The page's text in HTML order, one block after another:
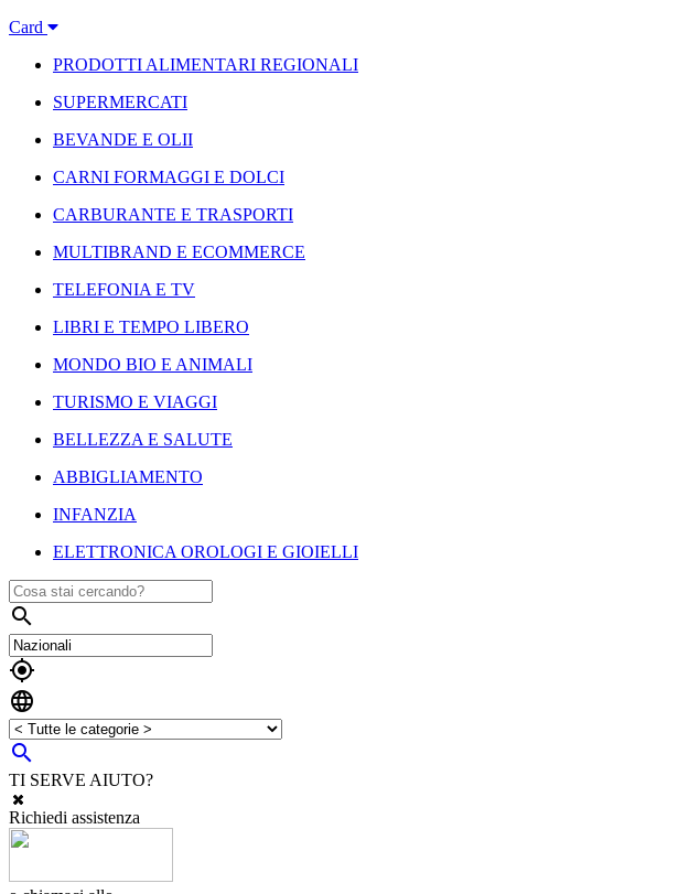
Card
PRODOTTI ALIMENTARI REGIONALI
SUPERMERCATI
BEVANDE E OLII
CARNI FORMAGGI E DOLCI
CARBURANTE E TRASPORTI
MULTIBRAND E ECOMMERCE
TELEFONIA E TV
LIBRI E TEMPO LIBERO
MONDO BIO E ANIMALI
TURISMO E VIAGGI
BELLEZZA E SALUTE
ABBIGLIAMENTO
INFANZIA
ELETTRONICA OROLOGI E GIOIELLI




TI SERVE AIUTO?
Richiedi assistenza